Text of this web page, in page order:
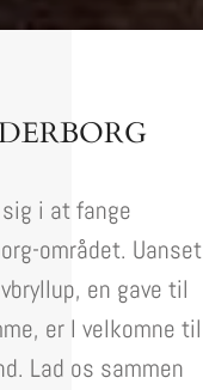
i at fange
området. Uanset
en gave til
er I velkomne til
Lad os sammen